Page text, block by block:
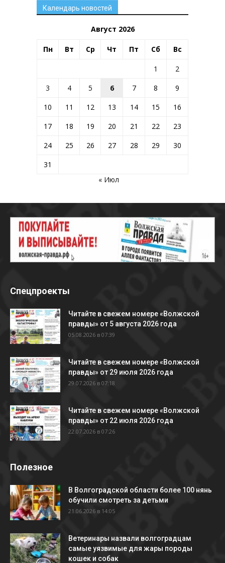
Календарь новостей
Август 2026
Пн Вт Ср Чт Пт Сб Вс
1
2
3
4 5 6 7 8
9
10
11 12 13 14 15
16
17
18 19 20 21 22
23
24
25 26 27 28 29
30
31
« Июл
Спецпроекты
Читайте в свежем номере «Волжской
правды» от 5 августа 2026 года
05.08.2026 в 07:39
Читайте в свежем номере «Волжской
правды» от 29 июля 2026 года
29.07.2026 в 07:18
Читайте в свежем номере «Волжской
правды» от 22 июля 2026 года
22.07.2026 в 07:26
Полезное
В Волгоградской области более 100 нянь
обучили смотреть за детьми
21.06.2026 в 14:05
Ветеринары назвали волгоградцам
самые уязвимые для жары породы
кошек и собак